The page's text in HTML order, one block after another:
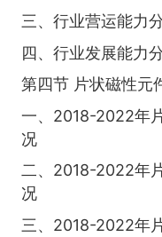
三、行业营运能力
四、行业发展能力
第四节 片状磁性元
一、2018-2022年
况
二、2018-2022年
况
三、2018-2022年